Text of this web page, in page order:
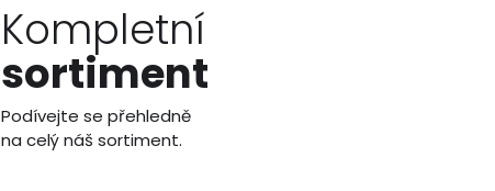
Kompletní
sortiment
Podívejte se přehledně
na celý náš sortiment.